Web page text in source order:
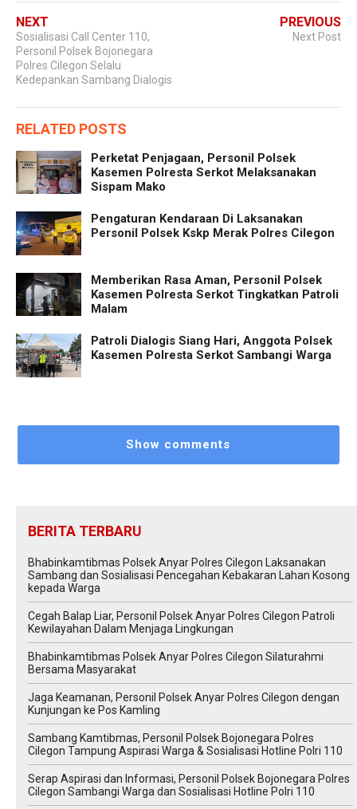
NEXT
Sosialisasi Call Center 110,
Personil Polsek Bojonegara
Polres Cilegon Selalu
Kedepankan Sambang Dialogis
PREVIOUS
Next Post
RELATED POSTS
Perketat Penjagaan, Personil Polsek
Kasemen Polresta Serkot Melaksanakan
Sispam Mako
Pengaturan Kendaraan Di Laksanakan
Personil Polsek Kskp Merak Polres Cilegon
Memberikan Rasa Aman, Personil Polsek
Kasemen Polresta Serkot Tingkatkan Patroli
Malam
Patroli Dialogis Siang Hari, Anggota Polsek
Kasemen Polresta Serkot Sambangi Warga
Show comments
BERITA TERBARU
Bhabinkamtibmas Polsek Anyar Polres Cilegon Laksanakan
Sambang dan Sosialisasi Pencegahan Kebakaran Lahan Kosong
kepada Warga
Cegah Balap Liar, Personil Polsek Anyar Polres Cilegon Patroli
Kewilayahan Dalam Menjaga Lingkungan
Bhabinkamtibmas Polsek Anyar Polres Cilegon Silaturahmi
Bersama Masyarakat
Jaga Keamanan, Personil Polsek Anyar Polres Cilegon dengan
Kunjungan ke Pos Kamling
Sambang Kamtibmas, Personil Polsek Bojonegara Polres
Cilegon Tampung Aspirasi Warga & Sosialisasi Hotline Polri 110
Serap Aspirasi dan Informasi, Personil Polsek Bojonegara Polres
Cilegon Sambangi Warga dan Sosialisasi Hotline Polri 110